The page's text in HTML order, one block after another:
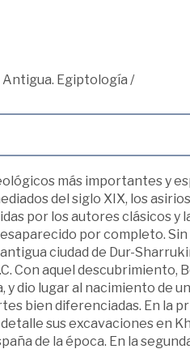
Antigua. Egiptología /
más importantes y
del siglo XIX, los
por los autores clásicos y
por completo. Sin
ciudad de Dur-
Con aquel descubrimiento,
dio lugar al nacimiento de
bien diferenciadas. En la
sus excavaciones en
de la época. En la